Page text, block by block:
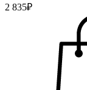
2 835₽